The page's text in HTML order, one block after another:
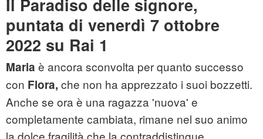
Il Paradiso delle signore,
puntata di venerdì 7 ottobre
2022 su Rai 1
Maria è ancora sconvolta per quanto successo
con Flora, che non ha apprezzato i suoi bozzetti.
Anche se ora è una ragazza 'nuova' e
completamente cambiata, rimane nel suo animo